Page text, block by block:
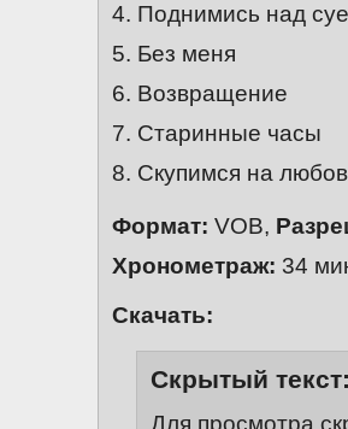
4. Поднимись над
5. Без меня
6. Возвращение
7. Старинные часы
8. Скупимся на
Формат: VOB,
Хронометраж: 34
Скачать:
Скрытый
Для просмотра